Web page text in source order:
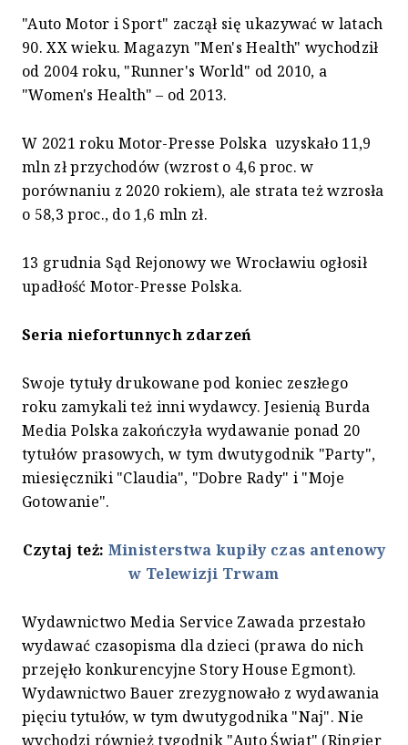
"Auto Motor i Sport" zaczął się ukazywać w latach
90. XX wieku. Magazyn "Men's Health" wychodził
od 2004 roku, "Runner's World" od 2010, a
"Women's Health" – od 2013.
W 2021 roku Motor-Presse Polska uzyskało 11,9
mln zł przychodów (wzrost o 4,6 proc. w
porównaniu z 2020 rokiem), ale strata też wzrosła
o 58,3 proc., do 1,6 mln zł.
13 grudnia Sąd Rejonowy we Wrocławiu ogłosił
upadłość Motor-Presse Polska.
Seria niefortunnych zdarzeń
Swoje tytuły drukowane pod koniec zeszłego
roku zamykali też inni wydawcy. Jesienią Burda
Media Polska zakończyła wydawanie ponad 20
tytułów prasowych, w tym dwutygodnik "Party",
miesięczniki "Claudia", "Dobre Rady" i "Moje
Gotowanie".
Czytaj też: Ministerstwa kupiły czas antenowy
w Telewizji Trwam
Wydawnictwo Media Service Zawada przestało
wydawać czasopisma dla dzieci (prawa do nich
przejęło konkurencyjne Story House Egmont).
Wydawnictwo Bauer zrezygnowało z wydawania
pięciu tytułów, w tym dwutygodnika "Naj". Nie
wychodzi również tygodnik "Auto Świat" (Ringier